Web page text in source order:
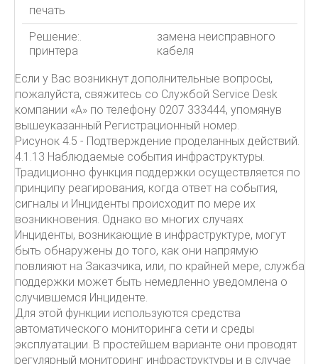
печать
Решение:.
принтера
замена неисправного
кабеля
Если у Вас возникнут дополнительные вопросы,
пожалуйста, свяжитесь со Службой Service Desk
компании «А» по телефону 0207 333444, упомянув
вышеуказанный Регистрационный номер.
Рисунок 4.5 - Подтверждение проделанных действий.
4.1.13 Наблюдаемые события инфраструктуры.
Традиционно функция поддержки осуществляется по
принципу реагирования, когда ответ на события,
сигналы и Инциденты происходит по мере их
возникновения. Однако во многих случаях
Инциденты, возникающие в инфраструктуре, могут
быть обнаружены до того, как они напрямую
повлияют на Заказчика, или, по крайней мере, служба
поддержки может быть немедленно уведомлена о
случившемся Инциденте.
Для этой функции используются средства
автоматического мониторинга сети и среды
эксплуатации. В простейшем варианте они проводят
регулярный мониторинг инфраструктуры и в случае